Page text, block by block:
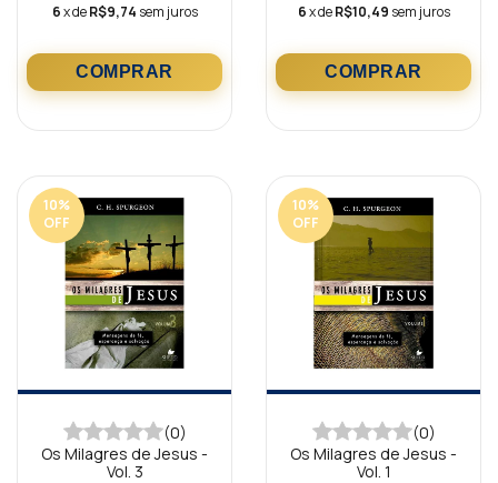
6x deR$9,74 sem juros
6x deR$10,49 sem juros
10%
OFF
(0)
Os Milagres de Jesus -
Vol. 3
10%
OFF
(0)
Os Milagres de Jesus -
Vol. 1